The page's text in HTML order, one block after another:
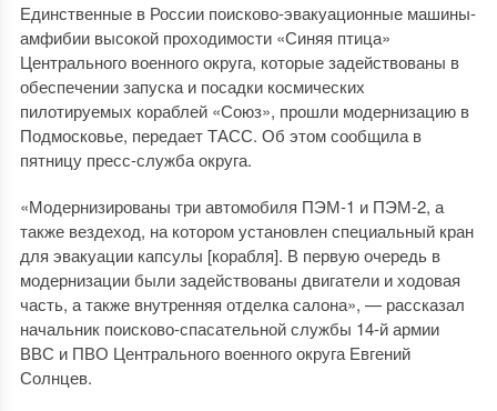
Единственные в России поисково-эвакуационные машины-
амфибии высокой проходимости «Синяя птица»
Центрального военного округа, которые задействованы в
обеспечении запуска и посадки космических
пилотируемых кораблей «Союз», прошли модернизацию в
Подмосковье, передает ТАСС. Об этом сообщила в
пятницу пресс-служба округа.
«Модернизированы три автомобиля ПЭМ-1 и ПЭМ-2, а
также вездеход, на котором установлен специальный кран
для эвакуации капсулы [корабля]. В первую очередь в
модернизации были задействованы двигатели и ходовая
часть, а также внутренняя отделка салона», — рассказал
начальник поисково-спасательной службы 14-й армии
ВВС и ПВО Центрального военного округа Евгений
Солнцев.